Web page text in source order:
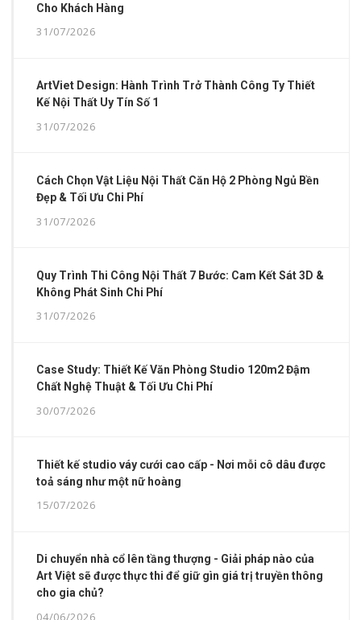
Cho Khách Hàng
31/07/2026
ArtViet Design: Hành Trình Trở Thành Công Ty Thiết
Kế Nội Thất Uy Tín Số 1
31/07/2026
Cách Chọn Vật Liệu Nội Thất Căn Hộ 2 Phòng Ngủ Bền
Đẹp & Tối Ưu Chi Phí
31/07/2026
Quy Trình Thi Công Nội Thất 7 Bước: Cam Kết Sát 3D &
Không Phát Sinh Chi Phí
31/07/2026
Case Study: Thiết Kế Văn Phòng Studio 120m2 Đậm
Chất Nghệ Thuật & Tối Ưu Chi Phí
30/07/2026
Thiết kế studio váy cưới cao cấp - Nơi mỗi cô dâu được
toả sáng như một nữ hoàng
15/07/2026
Di chuyển nhà cổ lên tầng thượng - Giải pháp nào của
Art Việt sẽ được thực thi để giữ gìn giá trị truyền thông
cho gia chủ?
04/06/2026